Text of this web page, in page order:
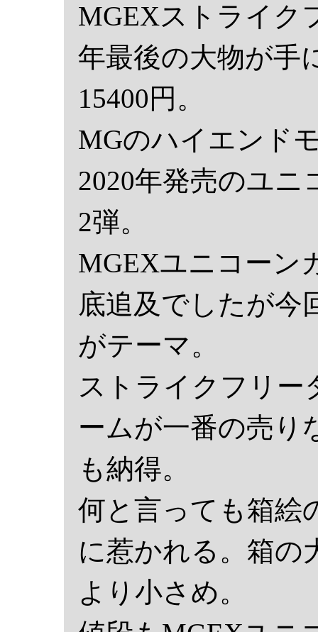
MGEXストライク
年最後の大物が手
15400円。
MGのハイエンド
2020年発売のユ
2弾。
MGEXユニコーン
底追及でしたが今
がテーマ。
ストライクフリー
ームが一番の売り
も納得。
何と言っても箱絵
に惹かれる。箱の
より小さめ。